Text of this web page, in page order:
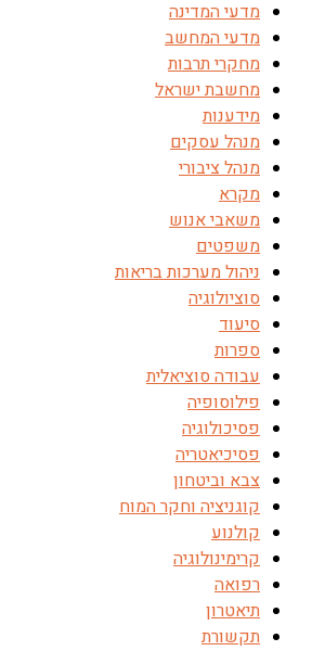
מדעי המדינה
מדעי המחשב
מחקרי תרבות
מחשבת ישראל
מידענות
מנהל עסקים
מנהל ציבורי
מקרא
משאבי אנוש
משפטים
ניהול מערכות בריאות
סוציולוגיה
סיעוד
ספרות
עבודה סוציאלית
פילוסופיה
פסיכולוגיה
פסיכיאטריה
צבא וביטחון
קוגניציה וחקר המוח
קולנוע
קרימינולוגיה
רפואה
תיאטרון
תקשורת